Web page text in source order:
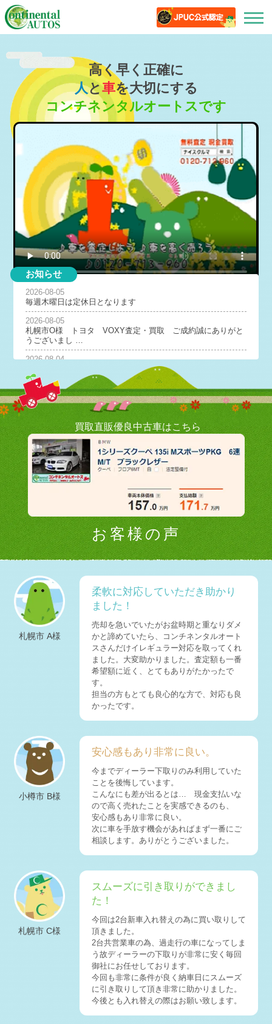
高く早く正確に
人と車を大切にする
コンチネンタルオートスです
お知らせ
2026-08-05
毎週木曜日は定休日となります
2026-08-05
札幌市O様 トヨタ VOXY査定・買取 ご成約誠にありがと
うございまし …
2026-08-04
札幌市M様 トヨタ ハリアー査定・買取 ご成約誠にありが
とうございまし …
2026-08-03
美唄市H様 トヨタ アリオン査定・買取 ご成約誠にありが
2026-08-01
第一日曜日・毎週木曜日は定休日となります
2026-07-31
江別市K様 トヨタ レジアスエースバン査定・買取 ご成約
誠にありがとう …
毎週木曜日は定休日となります
2026-07-28
札幌市C社様 トヨタ サクシード査定・買取 ご成約誠にあ
りがとうござい …
札幌市C社様 トヨタ ランドクルーザー250査定・買取 ご
成約誠にあり …
2026-07-26
札幌市I様 スバル XV査定・買取 ご成約誠にありがとうご
ざいました！
室蘭市Y様 トヨタ アルファードHV査定・買取 ご成約誠
札幌市S様 トヨタ ランドクルーザープラド査定・買取 ご
2026-07-22
占冠村A様 トヨタ ランドクルーザー80査定・買取 ご成約
誠にありがと …
2026-07-21
札幌市I様 トヨタ ハイエース査定・買取 ご成約誠にあり
札幌市W様 日産 NV100クリッパー査定・買取 ご成約誠に
室蘭市M社様 トヨタ アルファードHV査定・買取 ご成約
誠にありがとう …
2026-07-18
苫小牧市S様 マツダ アクセラスポーツ査定・買取 ご成約
誠にありがとう …
苫小牧市K様 三菱 デリカD：5査定・買取 ご成約誠にあり
毎週木曜日は定休日となります。
買取直販優良中古車はこちら
お客様の声
札幌市 A様
柔軟に対応していただき助かり
ました！
売却を急いでいたがお盆時期と重なりダメ
かと諦めていたら、コンチネンタルオート
スさんだけイレギュラー対応を取ってくれ
ました。大変助かりました。査定額も一番
希望額に近く、とてもありがたかったで
す。
担当の方もとても良心的な方で、対応も良
かったです。
小樽市 B様
安心感もあり非常に良い。
今までディーラー下取りのみ利用していた
ことを後悔しています。
こんなにも差が出るとは… 現金支払いな
ので高く売れたことを実感できるのも、
安心感もあり非常に良い。
次に車を手放す機会があればまず一番にご
相談します。ありがとうございました。
札幌市 C様
スムーズに引き取りができまし
た！
今回は2台新車入れ替えの為に買い取りして
頂きました。
2台共営業車の為、過走行の車になってしま
う故ディーラーの下取りが非常に安く毎回
御社にお任せしております。
今回も非常に条件が良く納車日にスムーズ
に引き取りして頂き非常に助かりました。
今後とも入れ替えの際はお願い致します。